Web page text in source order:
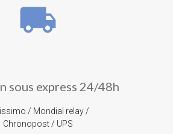
local_shipping
sous express 24/48h
/ Mondial relay /
Chronopost / UPS